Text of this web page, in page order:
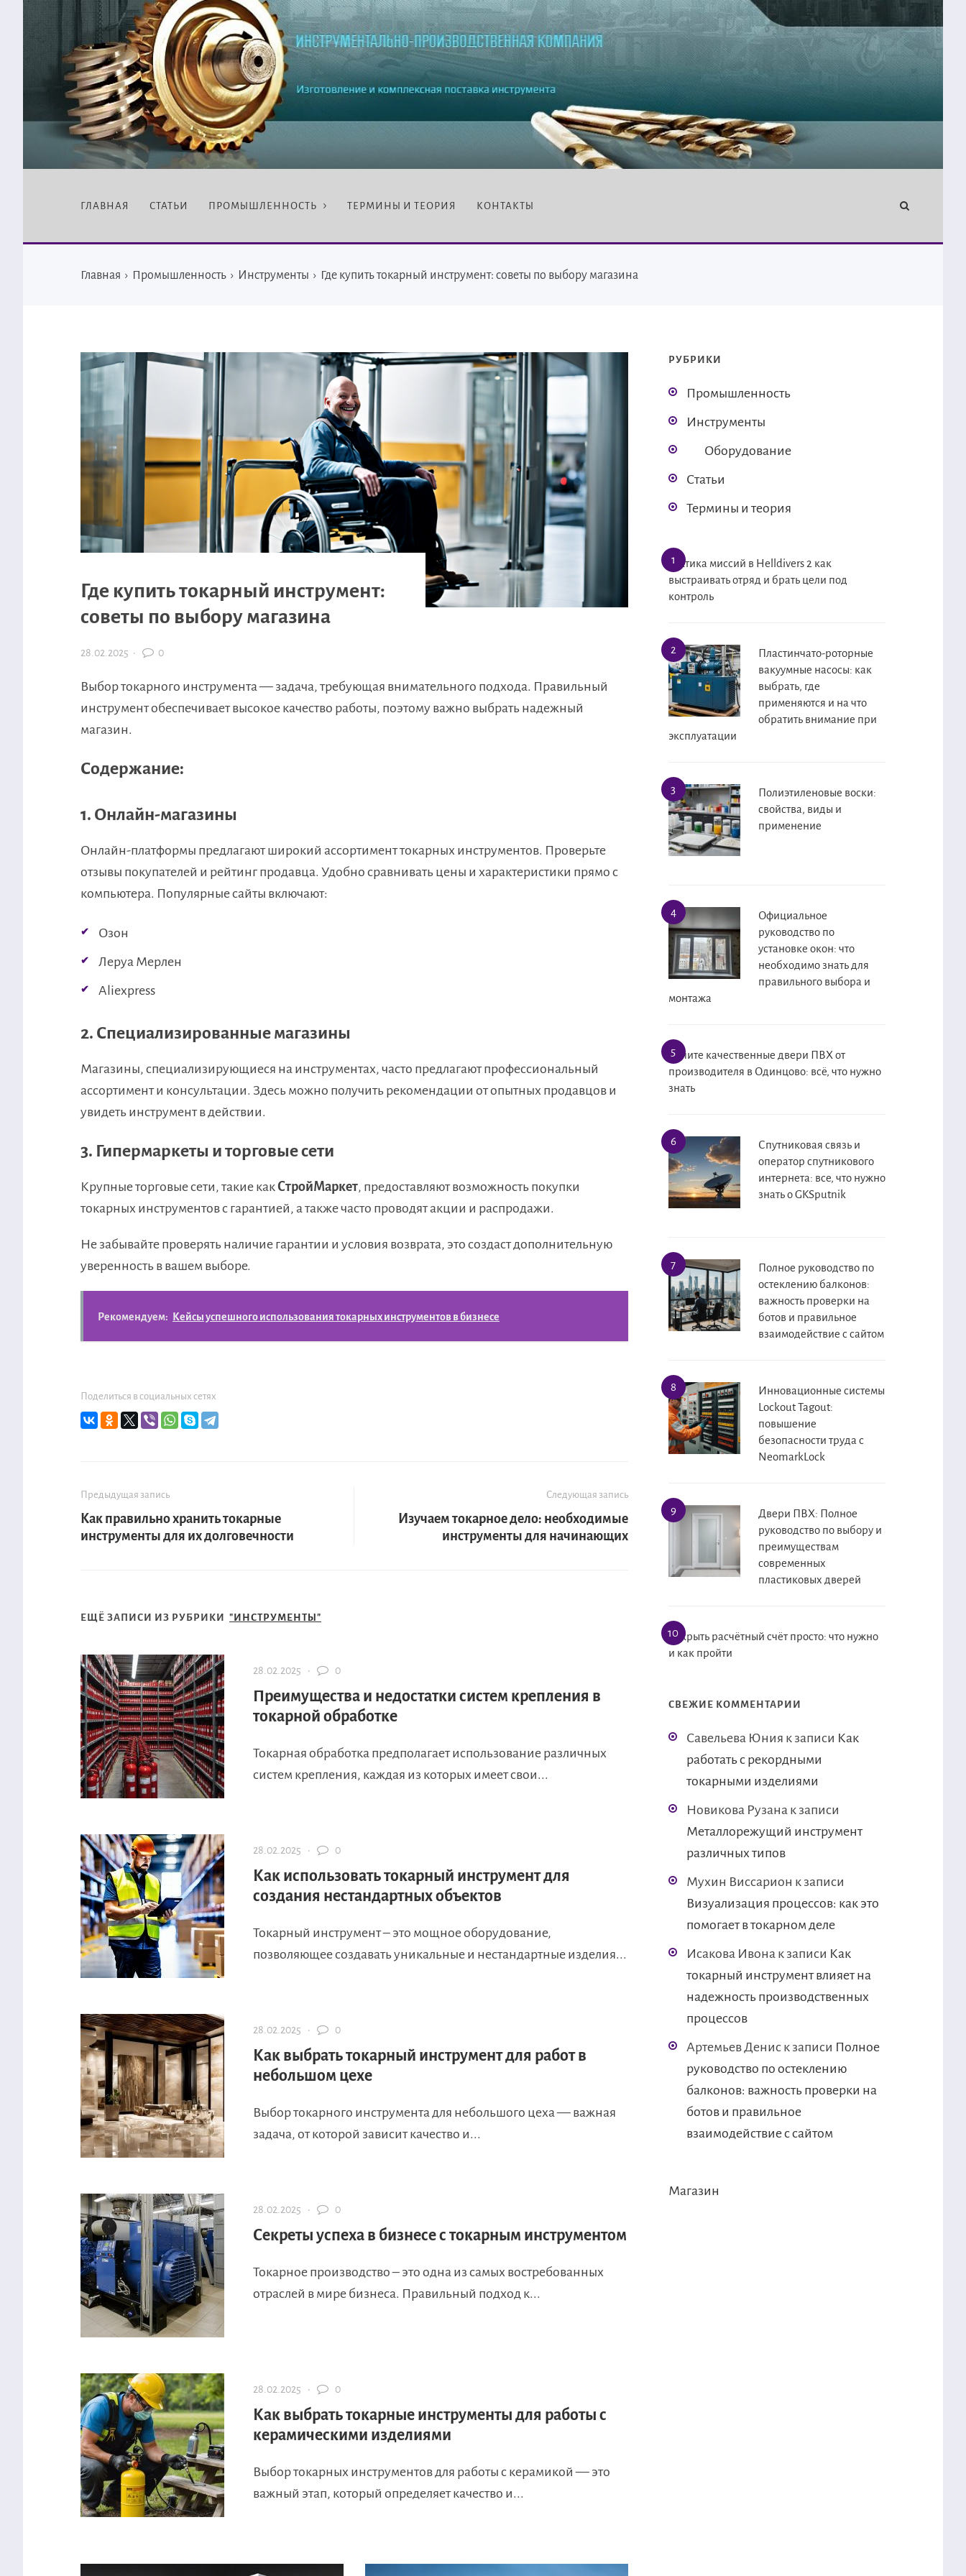
ГЛАВНАЯ СТАТЬИ ПРОМЫШЛЕННОСТЬ ТЕРМИНЫ И ТЕОРИЯ КОНТАКТЫ
Главная › Промышленность › Инструменты › Где купить токарный инструмент: советы по выбору магазина
Где купить токарный инструмент:
советы по выбору магазина
28.02.2025 · 0
Выбор токарного инструмента — задача, требующая внимательного подхода. Правильный
инструмент обеспечивает высокое качество работы, поэтому важно выбрать надежный
магазин.
Содержание:
1. Онлайн-магазины
Онлайн-платформы предлагают широкий ассортимент токарных инструментов. Проверьте
отзывы покупателей и рейтинг продавца. Удобно сравнивать цены и характеристики прямо с
компьютера. Популярные сайты включают:
Озон
Леруа Мерлен
Aliexpress
2. Специализированные магазины
Магазины, специализирующиеся на инструментах, часто предлагают профессиональный
ассортимент и консультации. Здесь можно получить рекомендации от опытных продавцов и
увидеть инструмент в действии.
3. Гипермаркеты и торговые сети
Крупные торговые сети, такие какСтройМаркет, предоставляют возможность покупки
токарных инструментов с гарантией, а также часто проводят акции и распродажи.
Не забывайте проверять наличие гарантии и условия возврата, это создаст дополнительную
уверенность в вашем выборе.
Рекомендуем: Кейсы успешного использования токарных инструментов в бизнесе
Поделиться в социальных сетях
Предыдущая запись
Как правильно хранить токарные
инструменты для их долговечности
Следующая запись
Изучаем токарное дело: необходимые
инструменты для начинающих
ЕЩЁ ЗАПИСИ ИЗ РУБРИКИ "ИНСТРУМЕНТЫ"
28.02.2025 · 0
Преимущества и недостатки систем крепления в
токарной обработке
Токарная обработка предполагает использование различных
систем крепления, каждая из которых имеет свои...
28.02.2025 · 0
Как использовать токарный инструмент для
создания нестандартных объектов
Токарный инструмент – это мощное оборудование,
позволяющее создавать уникальные и нестандартные изделия...
28.02.2025 · 0
Как выбрать токарный инструмент для работ в
небольшом цехе
Выбор токарного инструмента для небольшого цеха — важная
задача, от которой зависит качество и...
28.02.2025 · 0
Секреты успеха в бизнесе с токарным инструментом
Токарное производство – это одна из самых востребованных
отраслей в мире бизнеса. Правильный подход к...
28.02.2025 · 0
Как выбрать токарные инструменты для работы с
керамическими изделиями
Выбор токарных инструментов для работы с керамикой — это
важный этап, который определяет качество и...
РУБРИКИ
Промышленность
Инструменты
Оборудование
Статьи
Термины и теория
Тактика миссий в Helldivers 2 как
выстраивать отряд и брать цели под
контроль
Пластинчато-роторные
вакуумные насосы: как
выбрать, где
применяются и на что
обратить внимание при
эксплуатации
Полиэтиленовые воски:
свойства, виды и
применение
Официальное
руководство по
установке окон: что
необходимо знать для
правильного выбора и
монтажа
Купите качественные двери ПВХ от
производителя в Одинцово: всё, что нужно
знать
Спутниковая связь и
оператор спутникового
интернета: все, что нужно
знать о GKSputnik
Полное руководство по
остеклению балконов:
важность проверки на
ботов и правильное
взаимодействие с сайтом
Инновационные системы
Lockout Tagout:
повышение
безопасности труда с
NeomarkLock
Двери ПВХ: Полное
руководство по выбору и
преимуществам
современных
пластиковых дверей
Открыть расчётный счёт просто: что нужно
и как пройти
СВЕЖИЕ КОММЕНТАРИИ
Савельева Юния к записи Как
работать с рекордными
токарными изделиями
Новикова Рузана к записи
Металлорежущий инструмент
различных типов
Мухин Виссарион к записи
Визуализация процессов: как это
помогает в токарном деле
Исакова Ивона к записи Как
токарный инструмент влияет на
надежность производственных
процессов
Артемьев Дениск записи Полное
руководство по остеклению
балконов: важность проверки на
ботов и правильное
взаимодействие с сайтом
Магазин